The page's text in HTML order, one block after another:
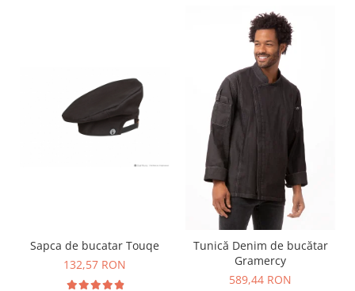
Sapca de bucatar Touqe
132,57 RON
Tunică Denim de bucătar
Gramercy
589,44 RON